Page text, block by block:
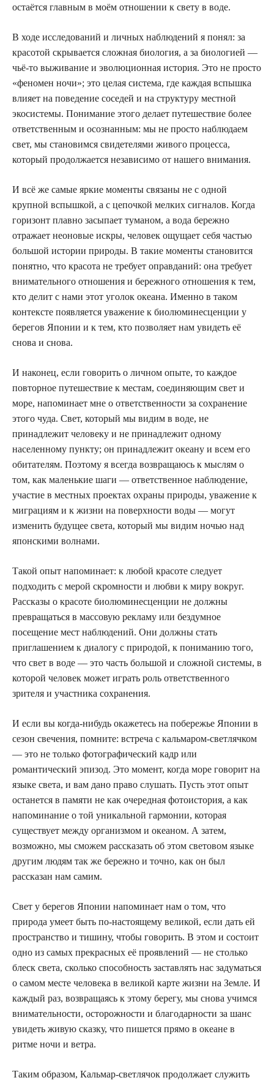
остаётся главным в моём отношении к свету в воде.
В ходе исследований и личных наблюдений я понял: за
красотой скрывается сложная биология, а за биологией —
чьё-то выживание и эволюционная история. Это не просто
«феномен ночи»; это целая система, где каждая вспышка
влияет на поведение соседей и на структуру местной
экосистемы. Понимание этого делает путешествие более
ответственным и осознанным: мы не просто наблюдаем
свет, мы становимся свидетелями живого процесса,
который продолжается независимо от нашего внимания.
И всё же самые яркие моменты связаны не с одной
крупной вспышкой, а с цепочкой мелких сигналов. Когда
горизонт плавно засыпает туманом, а вода бережно
отражает неоновые искры, человек ощущает себя частью
большой истории природы. В такие моменты становится
понятно, что красота не требует оправданий: она требует
внимательного отношения и бережного отношения к тем,
кто делит с нами этот уголок океана. Именно в таком
контексте появляется уважение к биолюминесценции у
берегов Японии и к тем, кто позволяет нам увидеть её
снова и снова.
И наконец, если говорить о личном опыте, то каждое
повторное путешествие к местам, соединяющим свет и
море, напоминает мне о ответственности за сохранение
этого чуда. Свет, который мы видим в воде, не
принадлежит человеку и не принадлежит одному
населенному пункту; он принадлежит океану и всем его
обитателям. Поэтому я всегда возвращаюсь к мыслям о
том, как маленькие шаги — ответственное наблюдение,
участие в местных проектах охраны природы, уважение к
миграциям и к жизни на поверхности воды — могут
изменить будущее света, который мы видим ночью над
японскими волнами.
Такой опыт напоминает: к любой красоте следует
подходить с мерой скромности и любви к миру вокруг.
Рассказы о красоте биолюминесценции не должны
превращаться в массовую рекламу или бездумное
посещение мест наблюдений. Они должны стать
приглашением к диалогу с природой, к пониманию того,
что свет в воде — это часть большой и сложной системы, в
которой человек может играть роль ответственного
зрителя и участника сохранения.
И если вы когда-нибудь окажетесь на побережье Японии в
сезон свечения, помните: встреча с кальмаром-светлячком
— это не только фотографический кадр или
романтический эпизод. Это момент, когда море говорит на
языке света, и вам дано право слушать. Пусть этот опыт
останется в памяти не как очередная фотоистория, а как
напоминание о той уникальной гармонии, которая
существует между организмом и океаном. А затем,
возможно, мы сможем рассказать об этом световом языке
другим людям так же бережно и точно, как он был
рассказан нам самим.
Свет у берегов Японии напоминает нам о том, что
природа умеет быть по-настоящему великой, если дать ей
пространство и тишину, чтобы говорить. В этом и состоит
одно из самых прекрасных её проявлений — не столько
блеск света, сколько способность заставлять нас задуматься
о самом месте человека в великой карте жизни на Земле. И
каждый раз, возвращаясь к этому берегу, мы снова учимся
внимательности, осторожности и благодарности за шанс
увидеть живую сказку, что пишется прямо в океане в
ритме ночи и ветра.
Таким образом, Кальмар-светлячок продолжает служить